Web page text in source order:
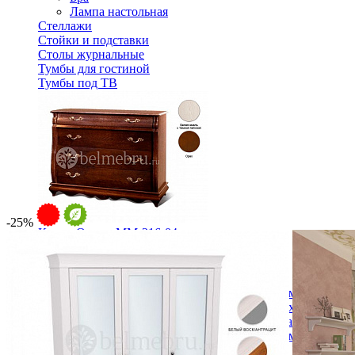
Лампа настольная
Стеллажи
Стойки и подставки
Столы журнальные
Тумбы для гостиной
Тумбы под ТВ
Комод Оскар. ММ-216-04
В корзину
Спальня
Деревянные кровати с подъемным механизмом
Кровати односпальные с подъемным механизмом
Кровати двуспальные с подъемным механизмом
Кровати полутороспальные с подъемным
Зеркала
-25%